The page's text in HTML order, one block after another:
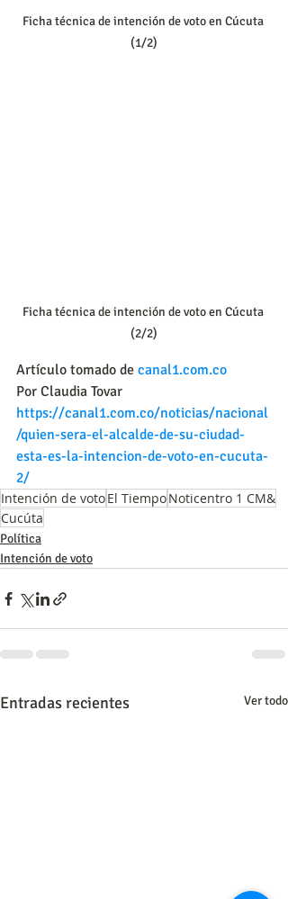
Ficha técnica de intención de voto en Cúcuta
(1/2)
Ficha técnica de intención de voto en Cúcuta
(2/2)
Artículo tomado de canal1.com.co
Por Claudia Tovar
https://canal1.com.co/noticias/nacional
/quien-sera-el-alcalde-de-su-ciudad-
esta-es-la-intencion-de-voto-en-cucuta-
2/
Intención de votoEl TiempoNoticentro 1 CM&
Cucúta
Política
Intención de voto
Entradas recientes Ver todo